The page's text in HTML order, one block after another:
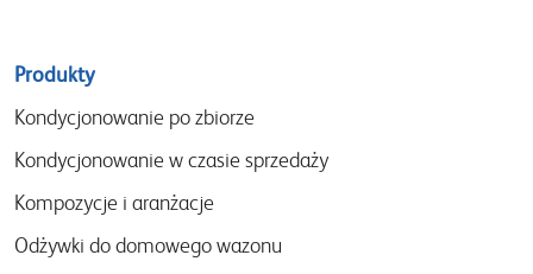
Sitemap
menu
Produkty
Kondycjonowanie po zbiorze
Kondycjonowanie w czasie sprzedaży
Kompozycje i aranżacje
Odżywki do domowego wazonu